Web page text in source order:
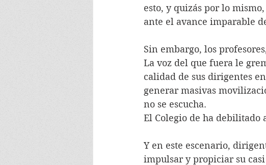
esto, y quizás por lo
ante el avance imparable
Sin embargo, los
La voz del que fuera le
calidad de sus dirigentes
generar masivas
no se escucha.
El Colegio de ha debilitado
Y en este escenario,
impulsar y propiciar su